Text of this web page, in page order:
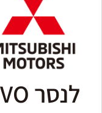
לנסר EVO